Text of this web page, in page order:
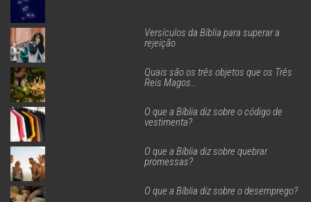
Versículos da Bíblia para superar a
rejeição
Quais são os três objetos que os Três
Reis Magos…
O que a Bíblia diz sobre o código de
vestimenta?
O que a Bíblia diz sobre quebrar
promessas?
O que a Bíblia diz sobre o desemprego?